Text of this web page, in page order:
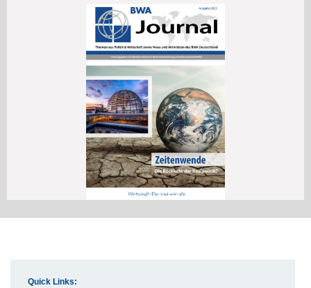
Quick Links: